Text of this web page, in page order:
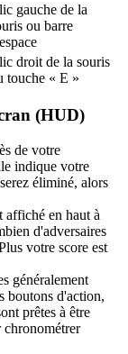
gauche de la
ou barre
droit de la souris
touche « E »
(HUD)
de votre
indique votre
éliminé, alors
affiché en haut à
d'adversaires
votre score est
généralement
boutons d'action,
prêtes à être
chronométrer